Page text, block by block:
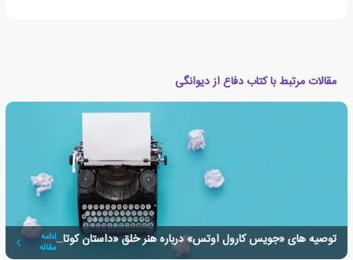
مقالات مرتبط با کتاب دفاع از دیوانگی
توصیه های «جویس کارول اوتس» درباره هنر خلق «داستان کوتاه»ادامه
مقاله